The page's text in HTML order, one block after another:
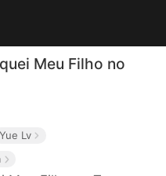
Meu Filho no
Yue Lv